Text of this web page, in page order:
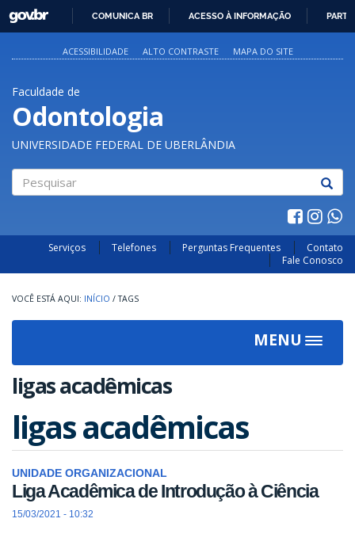
PARA
O
GOVBR
COMUNICA BR ACESSO À INFORMAÇÃO
ACESSIBILIDADE ALTO CONTRASTE MAPA DO SITE
Faculdade de
Odontologia
UNIVERSIDADE FEDERAL DE UBERLÂNDIA
Serviços Telefones Perguntas Frequentes
Contato
Fale Conosco
INÍCIO / TAGS
MENU
Toggle
ligas acadêmicas
ligas acadêmicas
UNIDADE ORGANIZACIONAL
Liga Acadêmica de Introdução à Ciência
15/03/2021 - 10:32